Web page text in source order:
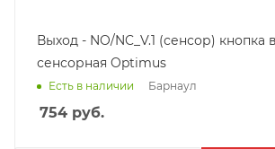
Выход - NO/NC_V.1 (сенсор) кнопка
сенсорная Optimus
Есть в наличии Барнаул
754 руб.